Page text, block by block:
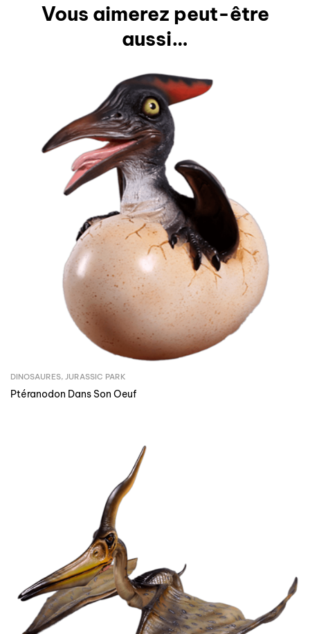
Vous aimerez peut-être
aussi…
DINOSAURES, JURASSIC PARK
Ptéranodon Dans Son Oeuf